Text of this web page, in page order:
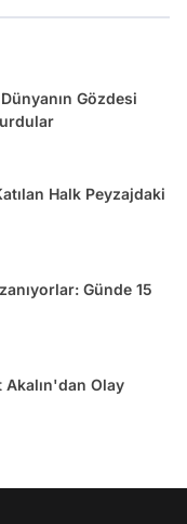
Gözdesi
Halk Peyzajdaki
Günde 15
Akalın'dan Olay